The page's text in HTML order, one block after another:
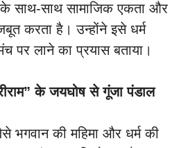
साथ-साथ सामाजिक एकता और
करता है। उन्होंने इसे धर्म
पर लाने का प्रयास बताया।
के जयघोष से गूंजा पंडाल
भगवान की महिमा और धर्म की